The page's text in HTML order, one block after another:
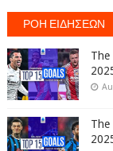
ΡΟΗ ΕΙΔΗΣΕΩΝ
The
The